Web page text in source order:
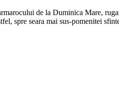
de la Duminica Mare,
spre seara mai sus-pomenitei